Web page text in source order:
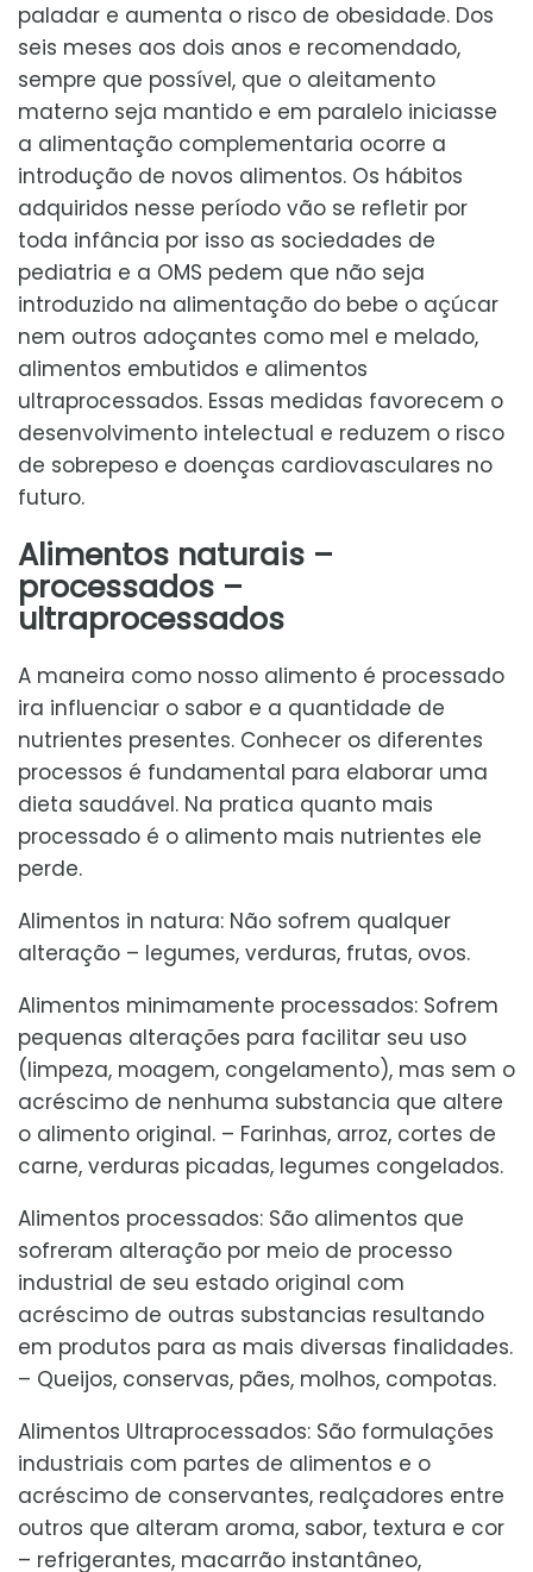
paladar e aumenta o risco de obesidade. Dos
seis meses aos dois anos e recomendado,
sempre que possível, que o aleitamento
materno seja mantido e em paralelo iniciasse
a alimentação complementaria ocorre a
introdução de novos alimentos. Os hábitos
adquiridos nesse período vão se refletir por
toda infância por isso as sociedades de
pediatria e a OMS pedem que não seja
introduzido na alimentação do bebe o açúcar
nem outros adoçantes como mel e melado,
alimentos embutidos e alimentos
ultraprocessados. Essas medidas favorecem o
desenvolvimento intelectual e reduzem o risco
de sobrepeso e doenças cardiovasculares no
futuro.
Alimentos naturais –
processados –
ultraprocessados
A maneira como nosso alimento é processado
ira influenciar o sabor e a quantidade de
nutrientes presentes. Conhecer os diferentes
processos é fundamental para elaborar uma
dieta saudável. Na pratica quanto mais
processado é o alimento mais nutrientes ele
perde.
Alimentos in natura: Não sofrem qualquer
alteração – legumes, verduras, frutas, ovos.
Alimentos minimamente processados: Sofrem
pequenas alterações para facilitar seu uso
(limpeza, moagem, congelamento), mas sem o
acréscimo de nenhuma substancia que altere
o alimento original. – Farinhas, arroz, cortes de
carne, verduras picadas, legumes congelados.
Alimentos processados: São alimentos que
sofreram alteração por meio de processo
industrial de seu estado original com
acréscimo de outras substancias resultando
em produtos para as mais diversas finalidades.
– Queijos, conservas, pães, molhos, compotas.
Alimentos Ultraprocessados: São formulações
industriais com partes de alimentos e o
acréscimo de conservantes, realçadores entre
outros que alteram aroma, sabor, textura e cor
– refrigerantes, macarrão instantâneo,